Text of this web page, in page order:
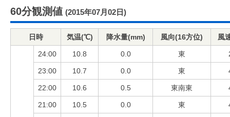
60分観測値 (2015年07月02日)
日時 気温(℃) 降水量(mm) 風向(16方位) 風
24:00 10.8 0.0 東
23:00 10.7 0.0 東
22:00 10.6 0.5 東南東
21:00 10.5 0.0 東